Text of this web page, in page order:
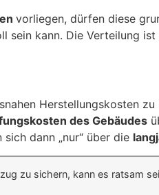
vorliegen, dürfen diese
sein kann. Die Verteilung
Herstellungskosten zu
des Gebäudes
dann „nur“ über die
zu sichern, kann es ratsam